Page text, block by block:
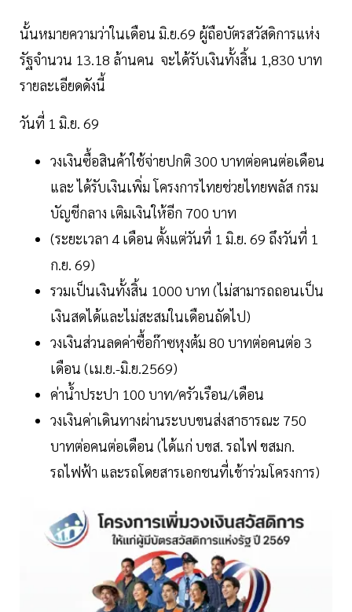
นั้นหมายความว่าในเดือน มิ.ย.69 ผู้ถือบัตรสวัสดิการแห่ง
รัฐจำนวน 13.18 ล้านคน จะได้รับเงินทั้งสิ้น 1,830 บาท
รายละเอียดดังนี้
วันที่ 1 มิ.ย. 69
วงเงินซื้อสินค้าใช้จ่ายปกติ 300 บาทต่อคนต่อเดือน
และ ได้รับเงินเพิ่ม โครงการไทยช่วยไทยพลัส กรม
บัญชีกลาง เติมเงินให้อีก 700 บาท
(ระยะเวลา 4 เดือน ตั้งแต่วันที่ 1 มิ.ย. 69 ถึงวันที่ 1
ก.ย. 69)
รวมเป็นเงินทั้งสิ้น 1000 บาท (ไม่สามารถถอนเป็น
เงินสดได้และไม่สะสมในเดือนถัดไป)
วงเงินส่วนลดค่าซื้อก๊าซหุงต้ม 80 บาทต่อคนต่อ 3
เดือน (เม.ย.-มิ.ย.2569)
ค่าน้ำประปา 100 บาท/ครัวเรือน/เดือน
วงเงินค่าเดินทางผ่านระบบขนส่งสาธารณะ 750
บาทต่อคนต่อเดือน (ได้แก่ บขส. รถไฟ ขสมก.
รถไฟฟ้า และรถโดยสารเอกชนที่เข้าร่วมโครงการ)